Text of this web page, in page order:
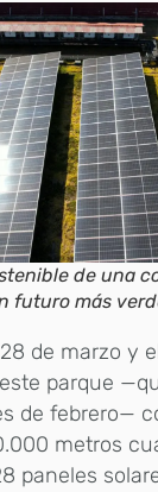
de una
futuro más
de marzo y
parque
de febrero—
metros
paneles